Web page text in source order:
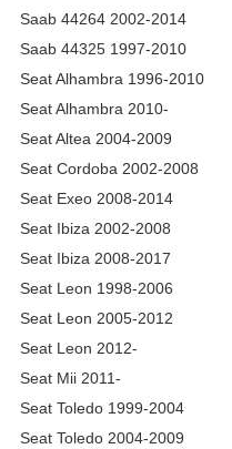
Saab 44264 2002-2014
Saab 44325 1997-2010
Seat Alhambra 1996-2010
Seat Alhambra 2010-
Seat Altea 2004-2009
Seat Cordoba 2002-2008
Seat Exeo 2008-2014
Seat Ibiza 2002-2008
Seat Ibiza 2008-2017
Seat Leon 1998-2006
Seat Leon 2005-2012
Seat Leon 2012-
Seat Mii 2011-
Seat Toledo 1999-2004
Seat Toledo 2004-2009